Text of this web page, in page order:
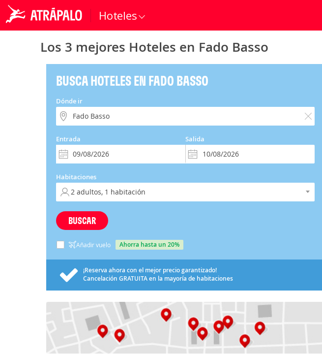
Hoteles
Los 3 mejores Hoteles en Fado Basso
BUSCA HOTELES EN FADO BASSO
Dónde ir
Entrada Salida
Habitaciones
BUSCAR
Añadir vuelo ahorra hasta un 20%
¡Reserva ahora con el mejor precio garantizado!
Cancelación GRATUITAen la mayoría de habitaciones